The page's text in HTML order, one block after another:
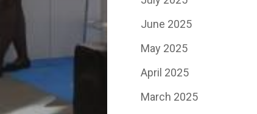
June 2025
May 2025
April 2025
March 2025